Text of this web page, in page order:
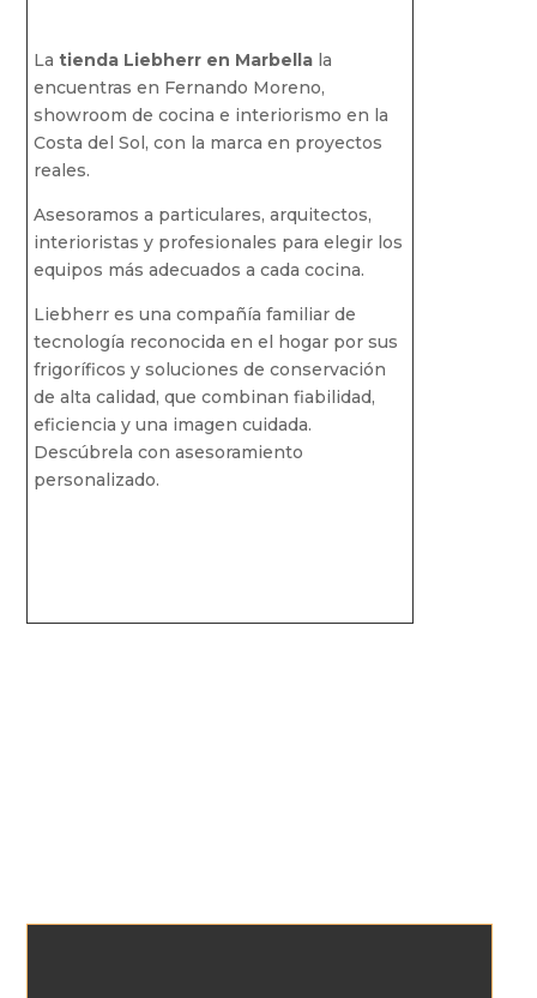
La tienda Liebherr en Marbellala
encuentras en Fernando Moreno,
showroom de cocina e interiorismo en la
Costa del Sol, con la marca en proyectos
reales.
Asesoramos a particulares, arquitectos,
interioristas y profesionales para elegir los
equipos más adecuados a cada cocina.
Liebherr es una compañía familiar de
tecnología reconocida en el hogar por sus
frigoríficos y soluciones de conservación
de alta calidad, que combinan fiabilidad,
eficiencia y una imagen cuidada.
Descúbrela con asesoramiento
personalizado.